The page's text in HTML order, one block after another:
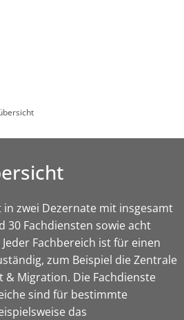
zwei Dezernate mit insgesamt
30 Fachdiensten sowie acht
Fachbereich ist für einen
zum Beispiel die Zentrale
Migration. Die Fachdienste
sind für bestimmte
das